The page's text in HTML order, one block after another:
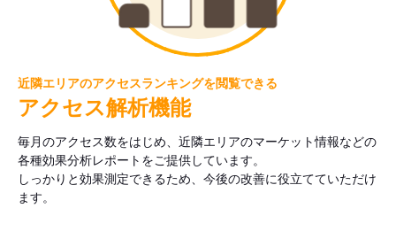
近隣エリアのアクセスランキングを閲覧できる
アクセス解析機能
毎月のアクセス数をはじめ、近隣エリアのマーケット情報などの
各種効果分析レポートをご提供しています。
しっかりと効果測定できるため、今後の改善に役立てていただけ
ます。